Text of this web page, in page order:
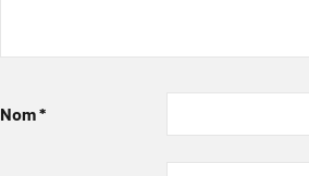
Nom*